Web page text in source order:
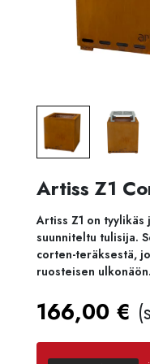
Artiss Z1
Artiss Z1 on
suunniteltu tulisija.
corten-teräksestä,
ruosteisen ulkonäön.
166,00 €